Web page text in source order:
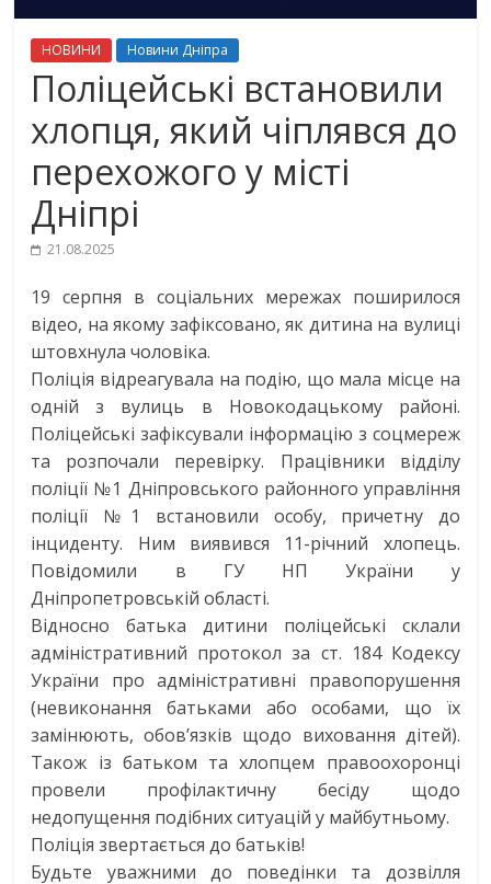
НОВИНИ Новини Дніпра
Поліцейські встановили
хлопця, який чіплявся до
перехожого у місті
Дніпрі
21.08.2025
19 серпня в соціальних мережах поширилося
відео, на якому зафіксовано, як дитина на вулиці
штовхнула чоловіка.
Поліція відреагувала на подію, що мала місце на
одній з вулиць в Новокодацькому районі.
Поліцейські зафіксували інформацію з соцмереж
та розпочали перевірку. Працівники відділу
поліції №1 Дніпровського районного управління
поліції №1 встановили особу, причетну до
інциденту. Ним виявився 11-річний хлопець.
Повідомили в ГУ НП України у
Дніпропетровській області.
Відносно батька дитини поліцейські склали
адміністративний протокол за ст. 184 Кодексу
України про адміністративні правопорушення
(невиконання батьками або особами, що їх
замінюють, обов’язків щодо виховання дітей).
Також із батьком та хлопцем правоохоронці
провели профілактичну бесіду щодо
недопущення подібних ситуацій у майбутньому.
Поліція звертається до батьків!
Будьте уважними до поведінки та дозвілля